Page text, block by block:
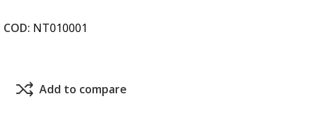
COD: NT010001
Add to compare